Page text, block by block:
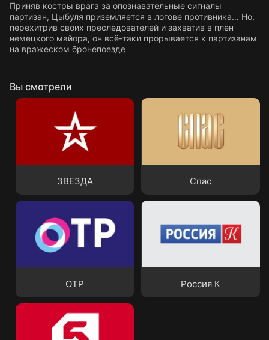
Приняв костры врага за опознавательные сигналы
партизан, Цыбуля приземляется в логове противника… Но,
перехитрив своих преследователей и захватив в плен
немецкого майора, он всё-таки прорывается к партизанам
на вражеском бронепоезде
Вы смотрели
ЗВЕЗДА Спас
ОТР Россия К